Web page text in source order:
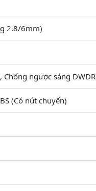
2.8/6mm)
Chống ngược sáng DWDR
(Có nút chuyển)